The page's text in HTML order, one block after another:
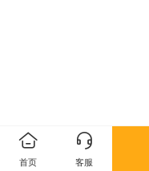
首页 客服